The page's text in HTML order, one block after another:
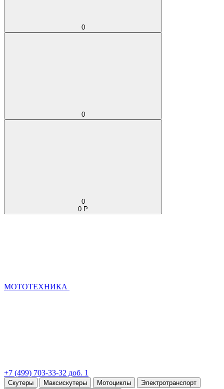
0
0
0
0 Р.
МОТОТЕХНИКА
+7 (499) 703-33-32 доб. 1
Скутеры Максискутеры Мотоциклы
Электротранспорт